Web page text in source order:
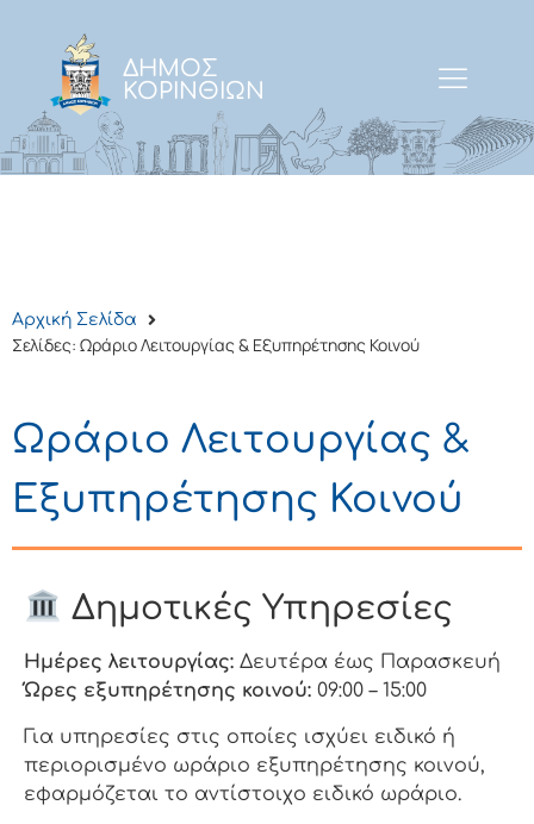
ΔΗΜΟΣ
ΚΟΡΙΝΘΙΩΝ
Αρχική Σελίδα
Σελίδες: Ωράριο Λειτουργίας & Εξυπηρέτησης Κοινού
Ωράριο Λειτουργίας &
Εξυπηρέτησης Κοινού
Δημοτικές Υπηρεσίες
Ημέρες λειτουργίας: Δευτέρα έως Παρασκευή
Ώρες εξυπηρέτησης κοινού: 09:00 – 15:00
Για υπηρεσίες στις οποίες ισχύει ειδικό ή
περιορισμένο ωράριο εξυπηρέτησης κοινού,
εφαρμόζεται το αντίστοιχο ειδικό ωράριο.